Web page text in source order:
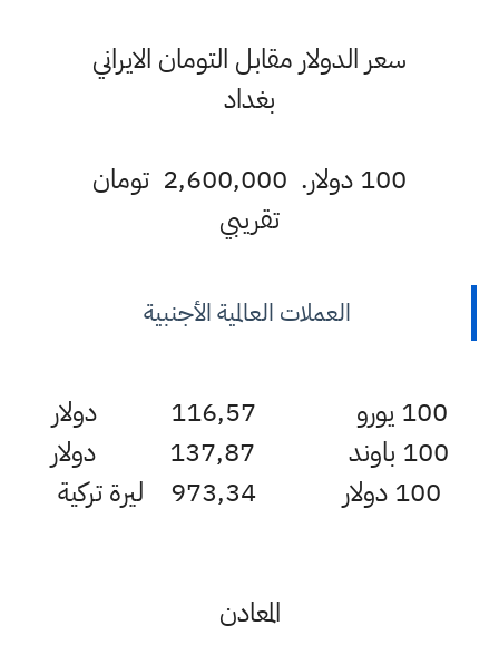
سعر الدولار مقابل التومان الايراني
بغداد
100 دولار. 2,600,000 تومان
تقريبي
العملات العالمية الأجنبية
100 يورو 116,57 دولار
100 باوند 137,87 دولار
100 دولار 973,34 ليرة تركية
المعادن